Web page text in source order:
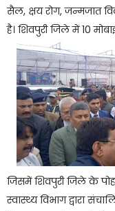
सैल, क्षय रोग, जन्मजात
है। शिवपुरी जिले में 10
जिसमें शिवपुरी जिले के
स्वास्थ्य विभाग द्वारा